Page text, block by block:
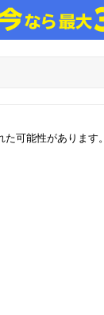
可能性があります。